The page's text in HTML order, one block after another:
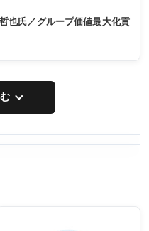
也氏／グループ価値最大化貢